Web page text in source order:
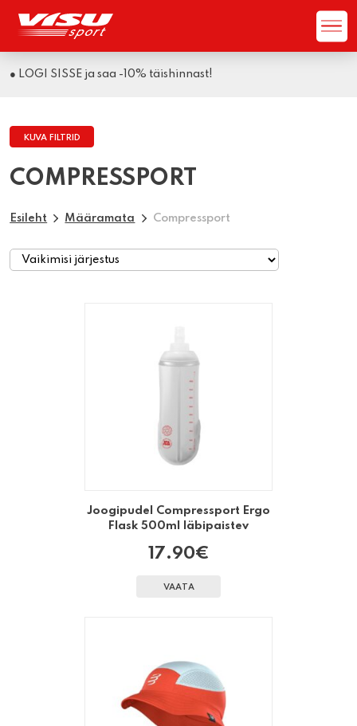
● LOGI SISSE ja saa -10% täishinnast!
KUVA FILTRID
COMPRESSPORT
Esileht Määramata Compressport
Joogipudel Compressport Ergo
Flask 500ml läbipaistev
17.90€
VAATA